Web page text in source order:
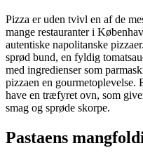
Pizza er uden tvivl en af de
mange restauranter i
autentiske napolitanske
sprød bund, en fyldig
med ingredienser som
pizzaen en
have en træfyret ovn, som
smag og sprøde skorpe.
Pastaens